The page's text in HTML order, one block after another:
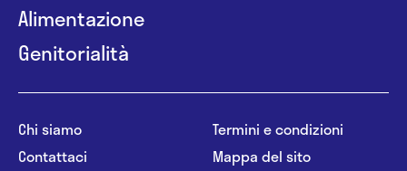
Alimentazione
Genitorialità
Chi siamo
Contattaci
Termini e condizioni
Mappa del sito